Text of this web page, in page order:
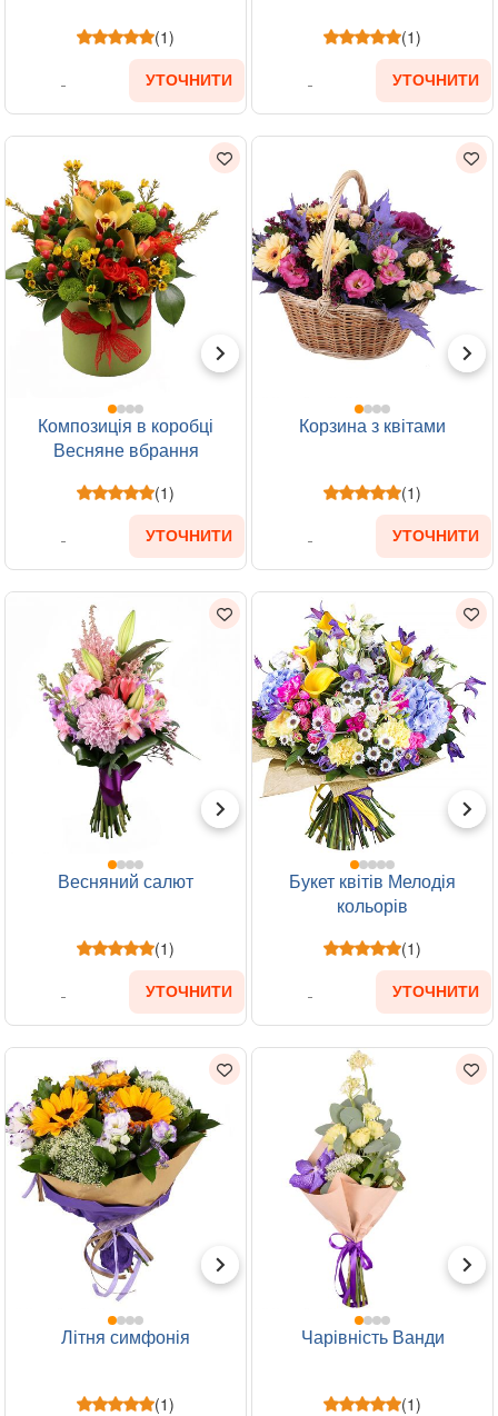
(1)
УТОЧНИТИ
(1)
УТОЧНИТИ
Композиція в коробці
Весняне вбрання
(1)
УТОЧНИТИ
Корзина з квітами
(1)
УТОЧНИТИ
Весняний салют
(1)
УТОЧНИТИ
Букет квітів Мелодія
кольорів
(1)
УТОЧНИТИ
Літня симфонія
(1)
Чарівність Ванди
(1)